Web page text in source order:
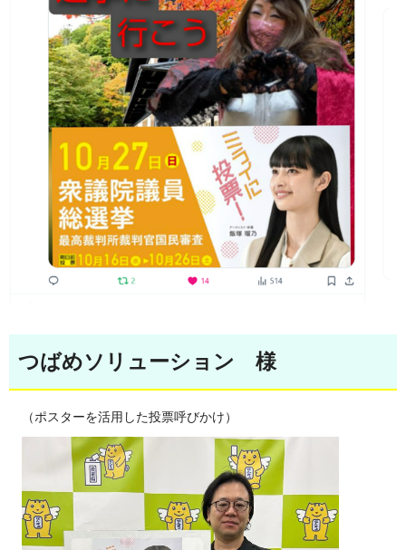
つばめソリューション 様
（ポスターを活用した投票呼びかけ）